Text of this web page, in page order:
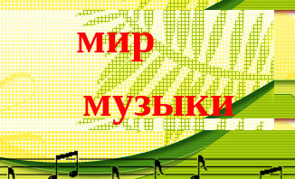
мир
музыки